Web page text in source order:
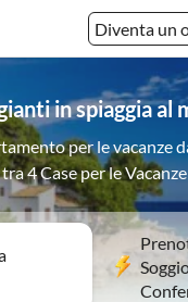
Diventa un
in spiaggia al
per le vacanze
tra 4 Case per le Vacanze